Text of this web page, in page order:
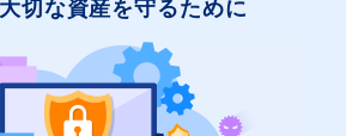
切な資産を守るために